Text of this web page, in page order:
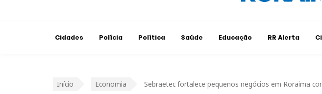
Cidades Polícia Política Saúde Educação RR Alerta
Início Economia Sebraetec fortalece pequenos negócios em Roraima